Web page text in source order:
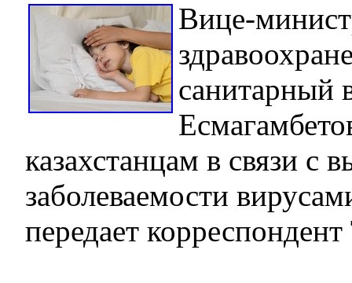
Вице-
санитарный
казахстанцам в связи с
заболеваемости
передает